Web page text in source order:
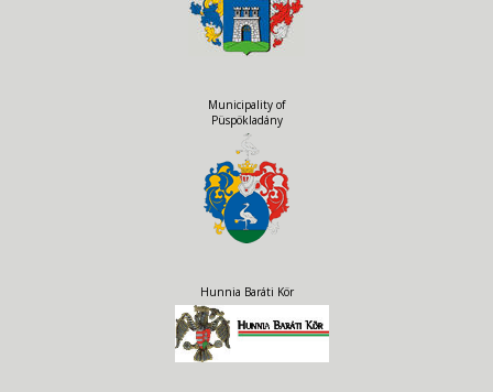
Municipality of
Püspökladány
Hunnia Baráti Kör